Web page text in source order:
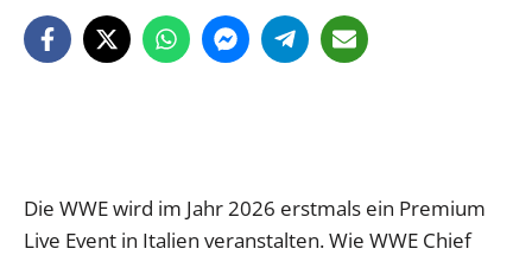
Die WWE wird im Jahr 2026 erstmals ein Premium
Live Event in Italien veranstalten. Wie WWE Chief